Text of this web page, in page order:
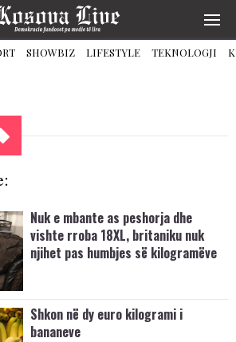
SHOWBIZ LIFESTYLE TEKNOLOGJI
Nuk e mbante as peshorja dhe
vishte rroba 18XL, britaniku nuk
njihet pas humbjes së kilogramëve
Shkon në dy euro kilogrami i
bananeve